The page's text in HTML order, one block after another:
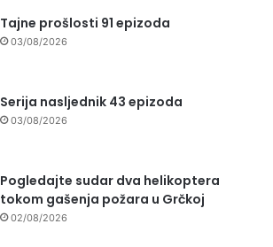
Tajne prošlosti 91 epizoda
03/08/2026
Serija nasljednik 43 epizoda
03/08/2026
Pogledajte sudar dva helikoptera
tokom gašenja požara u Grčkoj
02/08/2026